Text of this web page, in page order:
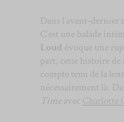
Dans l’avant-dernier
C’est une balade
Loud évoque une
part, cette histoire de
compte tenu de la
nécessairement là.
Timeavec Charlotte